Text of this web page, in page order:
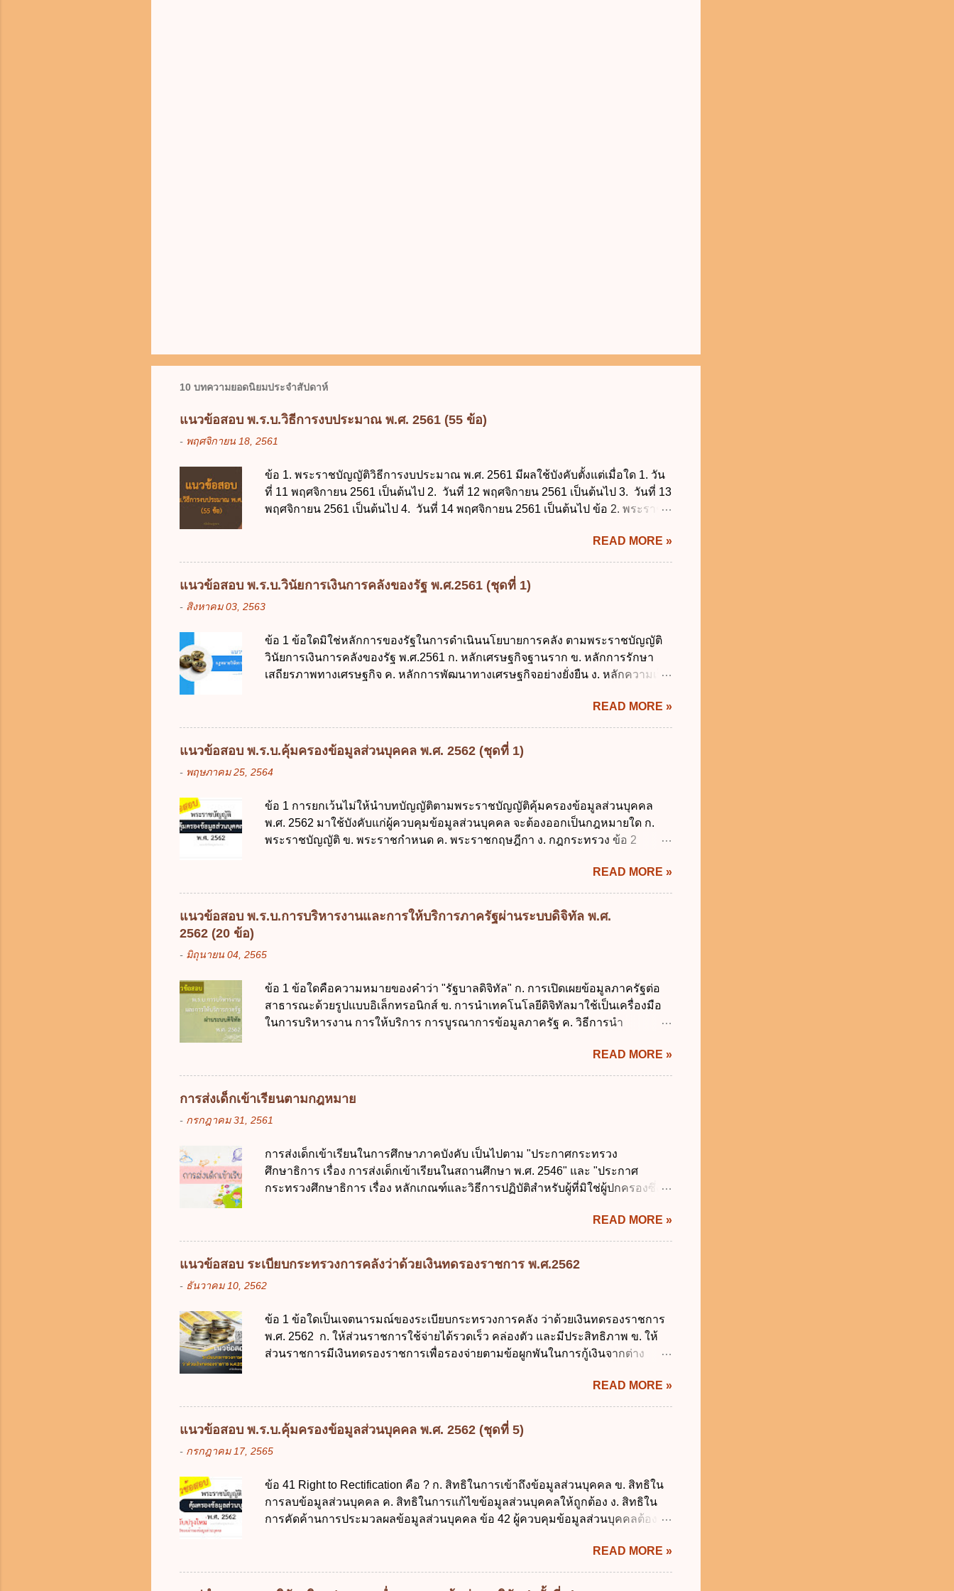
10 บทความยอดนิยมประจำสัปดาห์
แนวข้อสอบ พ.ร.บ.วิธีการงบประมาณ พ.ศ. 2561 (55 ข้อ)
- พฤศจิกายน 18, 2561
ข้อ 1. พระราชบัญญัติวิธีการงบประมาณ พ.ศ. 2561 มีผลใช้บังคับตั้งแต่เมื่อใด 1. วัน
ที่ 11 พฤศจิกายน 2561 เป็นต้นไป 2. วันที่ 12 พฤศจิกายน 2561 เป็นต้นไป 3. วันที่ 13
พฤศจิกายน 2561 เป็นต้นไป 4. วันที่ 14 พฤศจิกายน 2561 เป็นต้นไป ข้อ 2. พระราช
วิธีการงบประมาณ พ.ศ. 2502 2. พระราชบัญญัติวิธีการงบประมาณ (ฉบับที่ 3) พ.ศ.
2511 3. พระราชบัญญัติวิธีการงบประมาณ (ฉบับที่ 6) พ.ศ. 2544 4. ประกาศของ
คณะปฏิวัติ ฉบับที่ 203 ลงวันที่ 31 สิงหาคม 2515 ข้อ 3. ข้อใดไม่ถูกต้อง 1. นายก
รัฐมนตรีมีอำนาจออกกฎเพื่อปฏิบัติการตามพระราชบัญญัติวิธีการงบประมาณ พ.ศ.
การงบประมาณ พ.ศ. 2561 4. รัฐมนตรีว่าการกระทรวงการคลังมีหน้าที่ควบคุมการ
ใช้จ่ายงบประมาณให้เป็นไปอย่างโปร่งใสและตรวจสอบได้ ข้อ 4. พระราชบัญญัติวิธี
การงบประมาณ พ.ศ. 2561 บัญญัติให้การบริหา...
READ MORE »
แนวข้อสอบ พ.ร.บ.วินัยการเงินการคลังของรัฐ พ.ศ.2561 (ชุดที่ 1)
- สิงหาคม 03, 2563
ข้อ 1 ข้อใดมิใช่หลักการของรัฐในการดำเนินนโยบายการคลัง ตามพระราชบัญญัติ
วินัยการเงินการคลังของรัฐ พ.ศ.2561 ก. หลักเศรษฐกิจฐานราก ข. หลักการรักษา
เสถียรภาพทางเศรษฐกิจ ค. หลักการพัฒนาทางเศรษฐกิจอย่างยั่งยืน ง. หลักความเป็น
เป็นกรอบในการบริหารหนี้สาธารณะเป็นไปตามข้อใด ก. ไม่เกินร้อยละ 5 ข. ไม่เกิน
ร้อยละ 10 ค. ไม่เกินร้อยละ 35 ง. ไม่เกินร้อยละ 60 ข้อ 3 กฎหมายว่าด้วยวินัยการเงิน
การคลังของรัฐกำหนดหลักการห้ามเสนอกฎหมายที่ให้จัดเก็บภาษีอากรหรือค่า
ธรรมเนียมเพิ่มขึ้นจากที่กำหนดไว้ในกฎหมายเพื่อการนำไปใช้จ่ายตามวัตถุประสงค์
หรือเพื่อการหนึ่งการใดเป็นการเฉพาะเจาะจง ยกเว้นข้อใด ก. เป็นไปตามความ
หรือเหตุฉุกเฉินที่มิอาจหลีกเลี่ยงได้ ง. สอดคล้องกับยุทธศาสตร์ชาติ ข้อ 4 หน่วยงาน
ของรัฐจะต้องนำแผนการคลังระยะปานกลางที่คณะรัฐมนตรีเห็นชอบแล้วไปใช้
ประกอบการพิจารณาในเรื่องต่อไปนี้ ยกเว้นข้อใด ก. การจัดเก็บหรือหารายได้ ข.
READ MORE »
แนวข้อสอบ พ.ร.บ.คุ้มครองข้อมูลส่วนบุคคล พ.ศ. 2562 (ชุดที่ 1)
- พฤษภาคม 25, 2564
ข้อ 1 การยกเว้นไม่ให้นำบทบัญญัติตามพระราชบัญญัติคุ้มครองข้อมูลส่วนบุคคล
พ.ศ. 2562 มาใช้บังคับแก่ผู้ควบคุมข้อมูลส่วนบุคคล จะต้องออกเป็นกฎหมายใด ก.
พระราชบัญญัติ ข. พระราชกำหนด ค. พระราชกฤษฎีกา ง. กฎกระทรวง ข้อ 2
ในบังคับพระราชบัญญัติคุ้มครองข้อมูลส่วนบุคคล พ.ศ. 2562 ก. หน่วยงานของรัฐทุก
แห่ง ข. กิจการด้านการศึกษา ค. กิจการด้านความบันเทิงและนันทนาการ ง. ถูกทุกข้อ
ข้อ 3 โดยหลัก ทั่วไป พระราชบัญญัติคุ้มครองข้อมูลส่วนบุคคล พ.ศ. 2562 ใช้บังคับ
ตั้งแต่วันใด ก. 26 พฤษภาคม 2562 ข. 27 พฤษภาคม 2562 ค. 28 พฤษภาคม 2562
การเก็บรวบรวม ใช้ หรือเปิดเผยข้อมูลส่วนบุคคล" คือความหมายตามข้อใด ก. ผู้
ไม่มีข้อใดถูกต้อง ข้อ 5 ผู้มีอำนาจแต่งตั้งพนักงานเจ้าหน้าที่ตามพระราชบัญญัติ
คุ้มครองข้อมูลส่วนบุคคล พ.ศ. 2562 ก. นายกรัฐมนตรี ข. รัฐมนตรีว่าการกระทรวง
ดิจิทัลเพื่อเศร...
READ MORE »
แนวข้อสอบ พ.ร.บ.การบริหารงานและการให้บริการภาครัฐผ่านระบบดิจิทัล พ.ศ.
2562 (20 ข้อ)
- มิถุนายน 04, 2565
ข้อ 1 ข้อใดคือความหมายของคำว่า "รัฐบาลดิจิทัล" ก. การเปิดเผยข้อมูลภาครัฐต่อ
สาธารณะด้วยรูปแบบอิเล็กทรอนิกส์ ข. การนำเทคโนโลยีดิจิทัลมาใช้เป็นเครื่องมือ
ในการบริหารงาน การให้บริการ การบูรณาการข้อมูลภาครัฐ ค. วิธีการนำ
(องค์การมหาชน) ข้อ 2 การบริหารงานภาครัฐและการจัดทำบริการสาธารณะผ่าน
ระบบดิจิทัล ต้องมีวัตถุประสงค์ดังต่อไปนี้ ยกเว้น ข้อใด ก. ให้มีการใช้ระบบดิจิทัล
อย่างคุ้มค่าและเต็มศักยภาพ ข. พัฒนาโครงสร้างพื้นฐานด้านดิจิทัลที่จำเป็นให้เป็นไป
ตามมาตรฐานสากล ค. พัฒนาการเชื่อมโยงเครือข่ายดิจิทัล ง. เพิ่มประสิทธิภาคใน
การใช้จ่ายงบประมาณให้เกิดความคุ้มค่าและเป็นไปตามเป้าหมาย ข้อ 3 ข้อใดกล่าว
เป็นศูนย์แลกเปลี่ยนข้อมูลกลาง ค. กำหนดสิทธิ หน้าที่ และความรับผิดชอบในการ
บริหารจัดการข้อมูลของหน่วยงานของรัฐ ง. กำหนดกรอบและทิศทางการบริหารงาน
ภาครัฐและการจัดทำบริการสาธารณะในรูปแบบดิจิทัล ข้อ 4 กรรมการพัฒนารัฐบาล
READ MORE »
การส่งเด็กเข้าเรียนตามกฎหมาย
- กรกฎาคม 31, 2561
การส่งเด็กเข้าเรียนในการศึกษาภาคบังคับ เป็นไปตาม "ประกาศกระทรวง
ศึกษาธิการ เรื่อง การส่งเด็กเข้าเรียนในสถานศึกษา พ.ศ. 2546" และ "ประกาศ
กระทรวงศึกษาธิการ เรื่อง หลักเกณฑ์และวิธีการปฏิบัติสำหรับผู้ที่มิใช่ผู้ปกครองซึ่งมี
การศึกษาภาคบังคับ พ.ศ. 2545 ซึ่งเป็นกฎหมายที่มีโทษทางอาญา โดยมีสาระสำคัญ
ดังนี้ 1. คำว่า "เด็ก" หมายถึง เด็กซึ่งมีอายุย่างเข้าปีที่ 7 จนถึงอายุย่างเข้าปีที่ 16 เว้น
แต่เด็กที่สอบได้ชั้นปีที่ 9 ของการศึกษาภาคบังคับแล้ว 2. ผู้ปกครอง คือ 2.1 บิดา
ประมวลกฎหมายแพ่งและพาณิชย์ 2.4 บุคคลที่เด็กอยู่ด้วยเป็นประจำหรือที่เด็กอยู่
ของการเปิดเรียนภาคต้น (ภาคเรียนที่ 1) 4. กรณีผู้ปกครองยังไม่ได้ส่งเด็กเข้าเรียน
ภายใน 7 วัน นับแต่วันแรกของการเปิดเรียนภาคต้น ถ้าสถานศึกษายังมิไ...
READ MORE »
แนวข้อสอบ ระเบียบกระทรวงการคลังว่าด้วยเงินทดรองราชการ พ.ศ.2562
- ธันวาคม 10, 2562
ข้อ 1 ข้อใดเป็นเจตนารมณ์ของระเบียบกระทรวงการคลัง ว่าด้วยเงินทดรองราชการ
พ.ศ. 2562 ก. ให้ส่วนราชการใช้จ่ายได้รวดเร็ว คล่องตัว และมีประสิทธิภาพ ข. ให้
ส่วนราชการมีเงินทดรองราชการเพื่อรองจ่ายตามข้อผูกพันในการกู้เงินจากต่าง
ง. สนับสนุนการให้ความช่วยเหลือในกรณีจำเป็นเร่งด่วนที่ไม่สามารถรอการเบิกเงิน
จากงบประมาณได้ ข้อ 2 ระเบียบกระทรวงการคลัง ว่าด้วยเงินทดรองราชการ พ.ศ.
2562 ออกโดยอาศัยกฎหมายแม่บทใด ก. พระราชบัญญัติวิธีการงบประมาณ พ.ศ.
2561 ข. พระราชบัญญัติวินัยการเงินการคลังของรัฐ พ.ศ. 2561 ค. พระราชบัญญัติ
เงินคงคลัง พ.ศ. 2491 ง. ระเบียบกระทรวงการคลัง ว่าด้วยการเบิกเงินจากคลัง การรับ
ราชการผู้เบิกในส่วนภูมิภาคมีอำนาจเก็บรักษาเงินทดรองราชการไว้ ณ ที่ทำการ เพื่อ
สำรองจ่ายได้แห่งละไม่เกินเท่าใร ก. 100,000 บาท ข. 50,000 บาท ค. 30,000 บาท ง.
10,000 บาท ข้อ 4 ดอกเบี้ยที่เกิดจากการนำเงินทดรองราชการจำนวนที่เกินกว่า...
READ MORE »
แนวข้อสอบ พ.ร.บ.คุ้มครองข้อมูลส่วนบุคคล พ.ศ. 2562 (ชุดที่ 5)
- กรกฎาคม 17, 2565
ข้อ 41 Right to Rectification คือ ? ก. สิทธิในการเข้าถึงข้อมูลส่วนบุคคล ข. สิทธิใน
การลบข้อมูลส่วนบุคคล ค. สิทธิในการแก้ไขข้อมูลส่วนบุคคลให้ถูกต้อง ง. สิทธิใน
การคัดค้านการประมวลผลข้อมูลส่วนบุคคล ข้อ 42 ผู้ควบคุมข้อมูลส่วนบุคคลต้อง
ให้เกิดความเข้าใจผิด ง. ถูกทุกข้อ ข้อ 43 มาตรการทางกฎหมายคุ้มครองข้อมูลส่วน
บุคคล ในกรณีผู้ควบคุมข้อมูลส่วนบุคคลไม่ดำเนินการแก้ไขข้อมูลส่วนบุคคลให้ถูก
ต้อง ก. ร้องทุกข์ ข. ร้องเรียน ค. อุทธรณ์ ง. ฟ้องร้อง ข้อ 44 หลักการสำคัญของสิทธิ
READ MORE »